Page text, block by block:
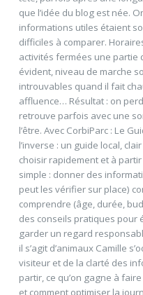
que l’idée du blog est née.
informations utiles étaient
difficiles à comparer.
activités fermées une partie
évident, niveau de marche
introuvables quand il fait
affluence… Résultat : on
retrouve parfois avec une
l’être. Avec CorbiParc : Le
l’inverse : un guide local,
choisir rapidement et à
simple : donner des
peut les vérifier sur place)
comprendre (âge, durée,
des conseils pratiques pour
garder un regard
il s’agit d’animaux Camille
visiteur et de la clarté des
partir, ce qu’on gagne à
et comment optimiser la